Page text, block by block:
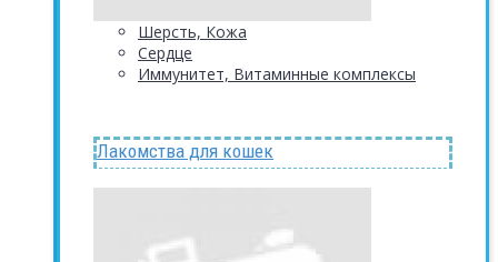
Шерсть, Кожа
Сердце
Иммунитет, Витаминные комплексы
Лакомства для кошек